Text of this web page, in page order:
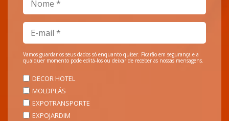
Vamos guardar os seus dados só enquanto quiser. Ficarão em segurança e a
qualquer momento pode editá-los ou deixar de receber as nossas mensagens.
DECOR HOTEL
MOLDPLÁS
EXPOTRANSPORTE
EXPOJARDIM